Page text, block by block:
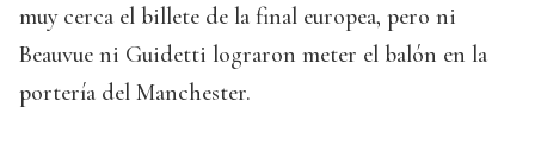
muy cerca el billete de la final europea, pero ni
Beauvue ni Guidetti lograron meter el balón en la
portería del Manchester.